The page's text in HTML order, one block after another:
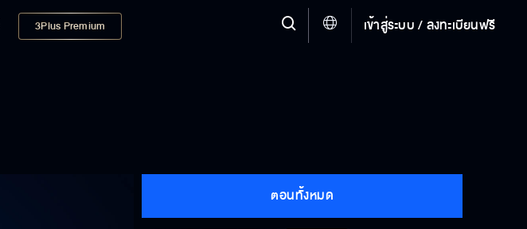
3Plus Premium เข้าสู่ระบบ / ลงทะเบียนฟรี
ตอนทั้งหมด